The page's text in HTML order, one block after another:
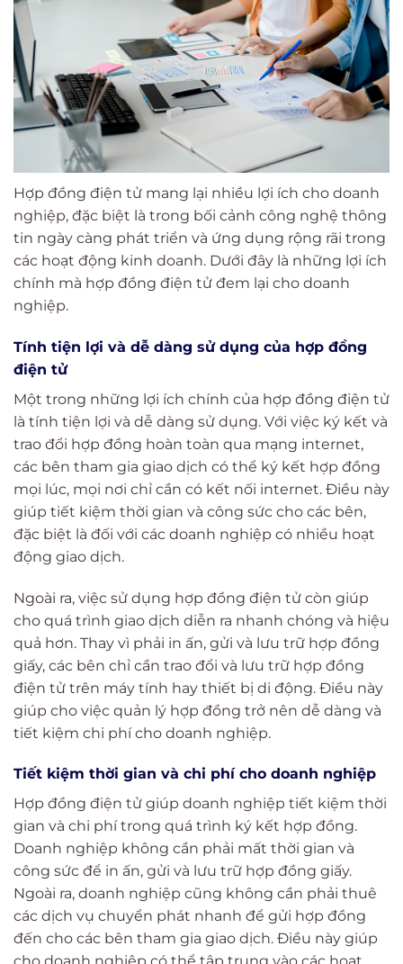
Hợp đồng điện tử mang lại nhiều lợi ích cho doanh
nghiệp, đặc biệt là trong bối cảnh công nghệ thông
tin ngày càng phát triển và ứng dụng rộng rãi trong
các hoạt động kinh doanh. Dưới đây là những lợi ích
chính mà hợp đồng điện tử đem lại cho doanh
nghiệp.
Tính tiện lợi và dễ dàng sử dụng của hợp đồng
điện tử
Một trong những lợi ích chính của hợp đồng điện tử
là tính tiện lợi và dễ dàng sử dụng. Với việc ký kết và
trao đổi hợp đồng hoàn toàn qua mạng internet,
các bên tham gia giao dịch có thể ký kết hợp đồng
mọi lúc, mọi nơi chỉ cần có kết nối internet. Điều này
giúp tiết kiệm thời gian và công sức cho các bên,
đặc biệt là đối với các doanh nghiệp có nhiều hoạt
động giao dịch.
Ngoài ra, việc sử dụng hợp đồng điện tử còn giúp
cho quá trình giao dịch diễn ra nhanh chóng và hiệu
quả hơn. Thay vì phải in ấn, gửi và lưu trữ hợp đồng
giấy, các bên chỉ cần trao đổi và lưu trữ hợp đồng
điện tử trên máy tính hay thiết bị di động. Điều này
giúp cho việc quản lý hợp đồng trở nên dễ dàng và
tiết kiệm chi phí cho doanh nghiệp.
Tiết kiệm thời gian và chi phí cho doanh nghiệp
Hợp đồng điện tử giúp doanh nghiệp tiết kiệm thời
gian và chi phí trong quá trình ký kết hợp đồng.
Doanh nghiệp không cần phải mất thời gian và
công sức để in ấn, gửi và lưu trữ hợp đồng giấy.
Ngoài ra, doanh nghiệp cũng không cần phải thuê
các dịch vụ chuyển phát nhanh để gửi hợp đồng
đến cho các bên tham gia giao dịch. Điều này giúp